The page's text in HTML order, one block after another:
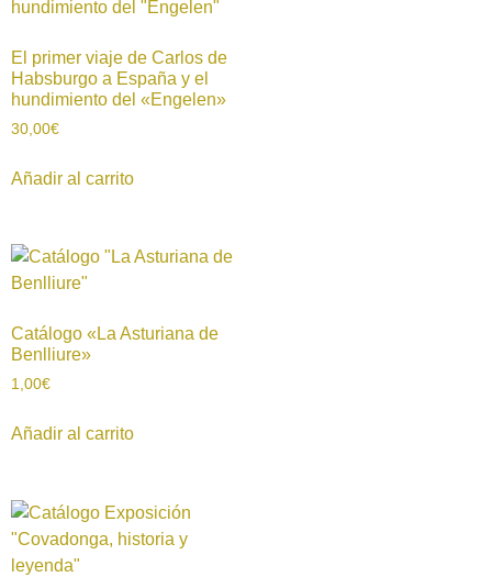
El primer viaje de Carlos de
Habsburgo a España y el
hundimiento del «Engelen»
30,00€
Añadir al carrito
Catálogo «La Asturiana de
Benlliure»
1,00€
Añadir al carrito